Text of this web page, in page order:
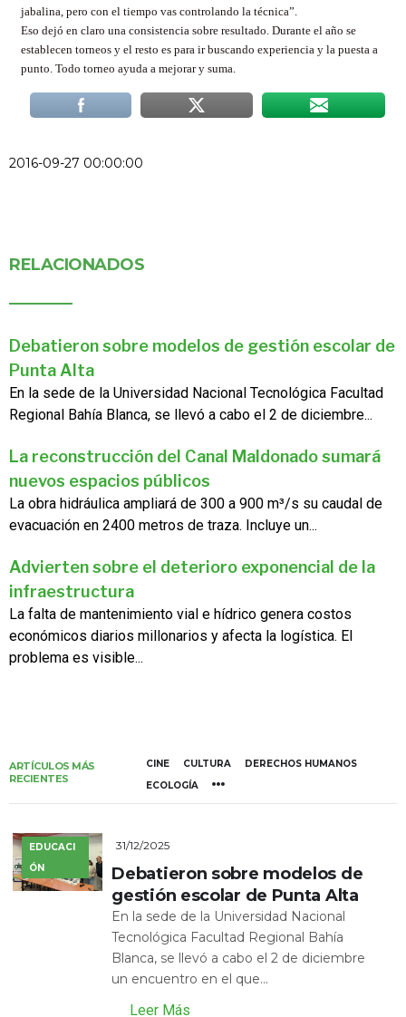
jabalina, pero con el tiempo vas controlando la técnica”.
Eso dejó en claro una consistencia sobre resultado. Durante el año se
establecen torneos y el resto es para ir buscando experiencia y la puesta a
punto. Todo torneo ayuda a mejorar y suma.
2016-09-27 00:00:00
RELACIONADOS
Debatieron sobre modelos de gestión escolar de
Punta Alta
En la sede de la Universidad Nacional Tecnológica Facultad
Regional Bahía Blanca, se llevó a cabo el 2 de diciembre...
La reconstrucción del Canal Maldonado sumará
nuevos espacios públicos
La obra hidráulica ampliará de 300 a 900 m³/s su caudal de
evacuación en 2400 metros de traza. Incluye un...
Advierten sobre el deterioro exponencial de la
infraestructura
La falta de mantenimiento vial e hídrico genera costos
económicos diarios millonarios y afecta la logística. El
problema es visible...
ARTÍCULOS MÁS
RECIENTES
CINE CULTURA
DERECHOS HUMANOS
ECOLOGÍA
EDUCACI
ÓN
31/12/2025
Debatieron sobre modelos de
gestión escolar de Punta Alta
En la sede de la Universidad Nacional
Tecnológica Facultad Regional Bahía
Blanca, se llevó a cabo el 2 de diciembre
un encuentro en el que...
Leer Más